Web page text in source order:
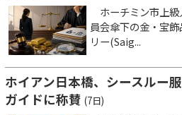
ホーチミン市上級
員会傘下の金・宝
リー(Saig...
ホイアン日本橋、シースルー
ガイドに称賛 (7日)